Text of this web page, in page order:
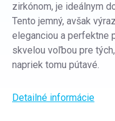
zirkónom, je ideálnym
Tento jemný, avšak
eleganciou a perfektne
skvelou voľbou pre
napriek tomu pútavé.
Detailné informácie